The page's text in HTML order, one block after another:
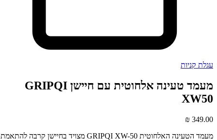
עגלת קניות
מעמד טעינה אלחוטית עם חיישן GRIPQI
XW50
₪349.00
מעמד הטעינה האלחוטית GRIPQI XW-50 מצויד בחיישן קרבה להתאמת